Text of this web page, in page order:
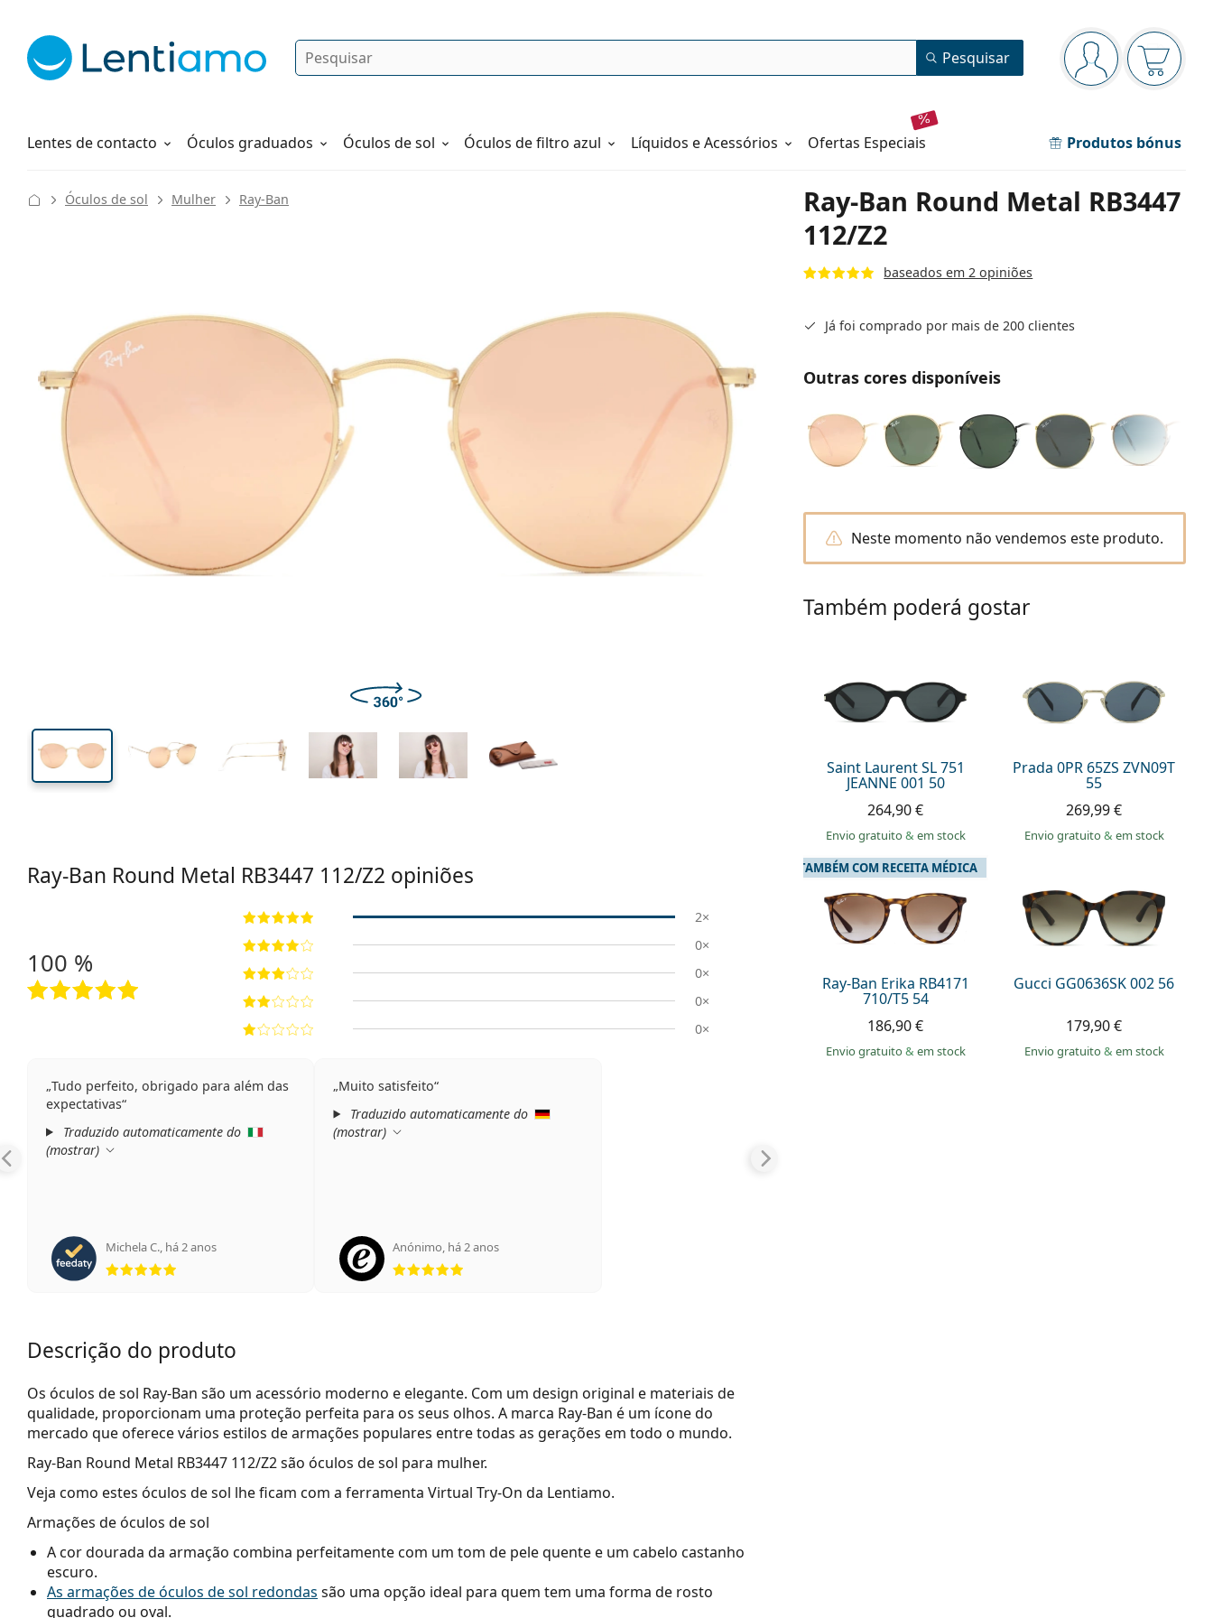
Painel de navegação
está conectado
O cesto
Pesquisar Pesquisar
Lentes de contacto
Líquidos Óculos graduados Óculos de sol Óculos de filtro azul Líquidos e Acessórios ofertas especiais Produtos bónus
Como fazer um pedido
Ray-Ban Round Metal RB3447
112/Z2
baseados em 2 opiniões
Óculos de sol Mulher Ray-Ban
Já foi comprado por mais de 200 clientes
Outras cores disponíveis
Neste momento não vendemos este produto.
Também poderá gostar
Saint Laurent SL 751
JEANNE 001 50
264,90 €
Envio gratuito& em stock
Prada 0PR 65ZS ZVN09T
55
269,99 €
Envio gratuito& em stock
Ray-Ban Erika RB4171
710/T5 54
TAMBÉM COM RECEITA MÉDICA
186,90 €
Envio gratuito& em stock
Gucci GG0636SK 002 56
179,90 €
Envio gratuito& em stock
Ray-Ban Round Metal RB3447 112/Z2 opiniões
100 %
2×
0×
0×
0×
0×
Tudo perfeito, obrigado para além das
expectativas
Traduzido automaticamente do
(mostrar)
Michela C., há 2 anos
Muito satisfeito
Traduzido automaticamente do
(mostrar)
Anónimo, há 2 anos
Descrição do produto
Os óculos de sol Ray-Ban são um acessório moderno e elegante. Com um design original e materiais de
qualidade, proporcionam uma proteção perfeita para os seus olhos. A marca Ray-Ban é um ícone do
mercado que oferece vários estilos de armações populares entre todas as gerações em todo o mundo.
Ray-Ban Round Metal RB3447 112/Z2são óculos de sol para mulher.
Veja como estes óculos de sol lhe ficam com a ferramenta Virtual Try-On da Lentiamo.
Armações de óculos de sol
A cor dourada da armação combina perfeitamente com um tom de pele quente e um cabelo castanho
escuro.
As armações de óculos de sol redondas são uma opção ideal para quem tem uma forma de rosto
quadrado ou oval.